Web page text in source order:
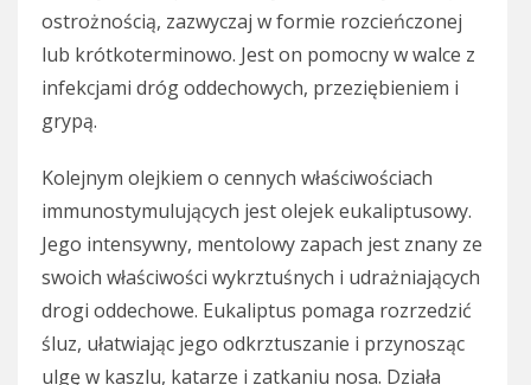
ostrożnością, zazwyczaj w formie rozcieńczonej
lub krótkoterminowo. Jest on pomocny w walce z
infekcjami dróg oddechowych, przeziębieniem i
grypą.
Kolejnym olejkiem o cennych właściwościach
immunostymulujących jest olejek eukaliptusowy.
Jego intensywny, mentolowy zapach jest znany ze
swoich właściwości wykrztuśnych i udrażniających
drogi oddechowe. Eukaliptus pomaga rozrzedzić
śluz, ułatwiając jego odkrztuszanie i przynosząc
ulgę w kaszlu, katarze i zatkaniu nosa. Działa